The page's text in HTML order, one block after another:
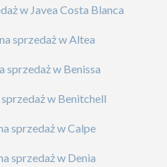
w Javea Costa Blanca
sprzedaż w Altea
sprzedaż w Benissa
w Benitchell
sprzedaż w Calpe
sprzedaż w Denia